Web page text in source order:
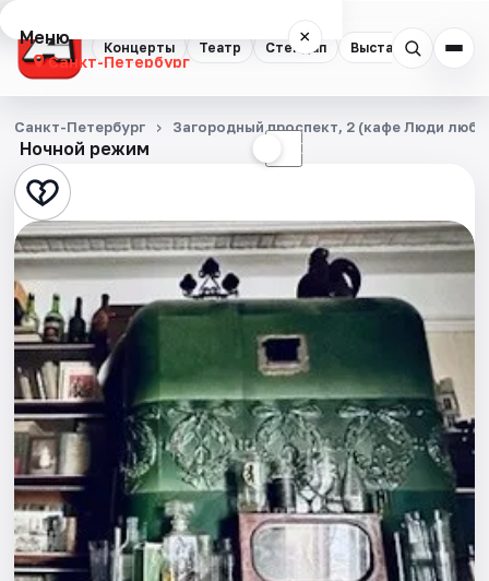
Концерты Театр Стендап Выставки
Меню ×
Санкт-Петербург
Концерты
Театр
Стендап
Выставки
Квесты
Экскурсии
Спорт
События
Города
Ночной режим ☾
Санкт-Петербург Загородный проспект, 2 (кафе Люди